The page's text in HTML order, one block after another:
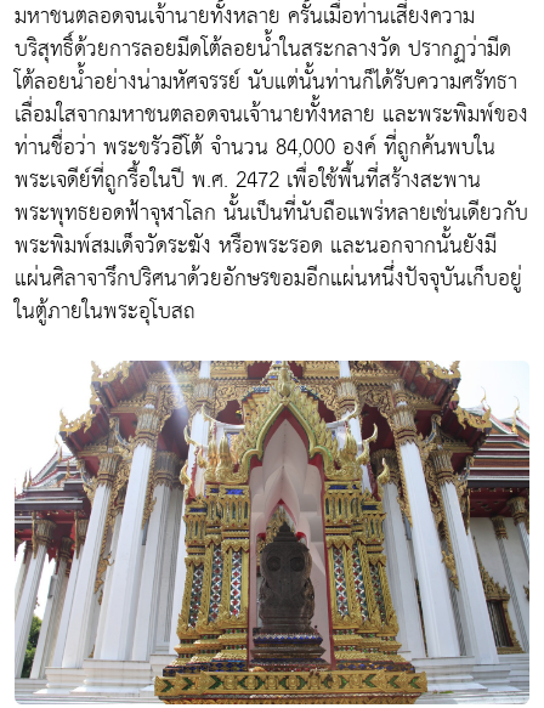
มหาชนตลอดจนเจ้านายทั้งหลาย ครั้นเมื่อท่านเสี่ยงความ
บริสุทธิ์ด้วยการลอยมีดโต้ลอยน้ำในสระกลางวัด ปรากฏว่ามีด
โต้ลอยน้ำอย่างน่ามหัศจรรย์ นับแต่นั้นท่านก็ได้รับความศรัทธา
เลื่อมใสจากมหาชนตลอดจนเจ้านายทั้งหลาย และพระพิมพ์ของ
ท่านชื่อว่า พระขรัวอีโต้ จำนวน 84,000 องค์ ที่ถูกค้นพบใน
พระเจดีย์ที่ถูกรื้อในปี พ.ศ. 2472 เพื่อใช้พื้นที่สร้างสะพาน
พระพุทธยอดฟ้าจุฬาโลก นั้นเป็นที่นับถือแพร่หลายเช่นเดียวกับ
พระพิมพ์สมเด็จวัดระฆัง หรือพระรอด และนอกจากนั้นยังมี
แผ่นศิลาจารึกปริศนาด้วยอักษรขอมอีกแผ่นหนึ่งปัจจุบันเก็บอยู่
ในตู้ภายในพระอุโบสถ